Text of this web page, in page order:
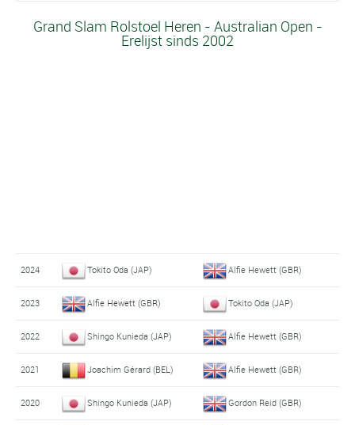
Grand Slam Rolstoel Heren - Australian Open -
Erelijst sinds 2002
2024 Tokito Oda (JAP) Alfie Hewett (GBR)
2023 Alfie Hewett (GBR) Tokito Oda (JAP)
2022 Shingo Kunieda (JAP) Alfie Hewett (GBR)
2021 Joachim Gérard (BEL) Alfie Hewett (GBR)
2020 Shingo Kunieda (JAP) Gordon Reid (GBR)